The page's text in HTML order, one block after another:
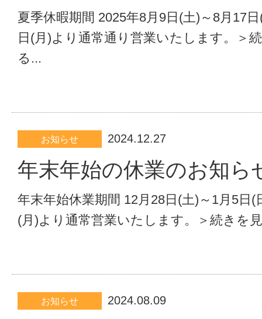
夏季休暇期間 2025年8月9日(土)～8月17
日(月)より通常通り営業いたします。＞
る...
お知らせ 2024.12.27
年末年始の休業のお知ら
年末年始休業期間 12月28日(土)～1月5日(
(月)より通常営業いたします。＞続きを
お知らせ 2024.08.09